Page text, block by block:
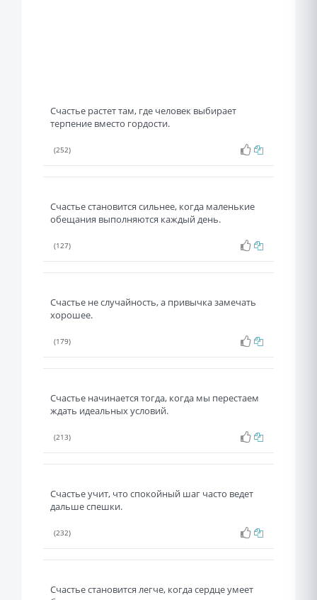
Счастье растет там, где человек выбирает
терпение вместо гордости.
(252)
Счастье становится сильнее, когда маленькие
обещания выполняются каждый день.
(127)
Счастье не случайность, а привычка замечать
хорошее.
(179)
Счастье начинается тогда, когда мы перестаем
ждать идеальных условий.
(213)
Счастье учит, что спокойный шаг часто ведет
дальше спешки.
(232)
Счастье становится легче, когда сердце умеет